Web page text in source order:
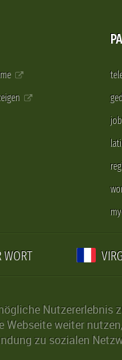
WORT
Webseite weiter
zu sozialen